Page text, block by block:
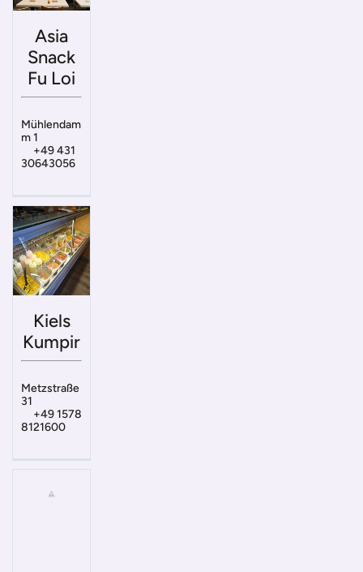
Asia
Snack
Fu Loi
Mühlendam
m 1
+49 431
30643056
Kiels
Kumpir
Metzstraße
31
+49 1578
8121600